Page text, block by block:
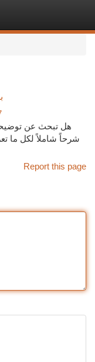
هل تبحث عن
شرحاً شاملاً لكل ما
Report this page